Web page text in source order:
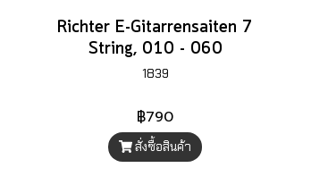
Richter E-Gitarrensaiten 7
String, 010 - 060
1839
฿790
สั่งซื้อสินค้า